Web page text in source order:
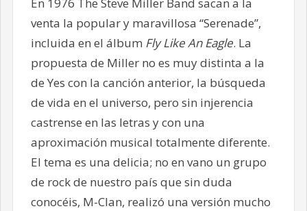
En 1976 The Steve Miller Band sacan a la
venta la popular y maravillosa “Serenade”,
incluida en el álbum Fly Like An Eagle. La
propuesta de Miller no es muy distinta a la
de Yes con la canción anterior, la búsqueda
de vida en el universo, pero sin injerencia
castrense en las letras y con una
aproximación musical totalmente diferente.
El tema es una delicia; no en vano un grupo
de rock de nuestro país que sin duda
conocéis, M-Clan, realizó una versión mucho